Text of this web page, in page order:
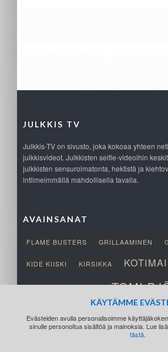
JULKKIS TV
Julkkis-TV on sivusto, joka kokoaa yhteen
julkkisvideot. Julkkisten selfie-videoihin
julkkisten sensuroimatonta, hektistä ja
intiimeimmällä mahdollisella tavalla.
AVAINSANAT
FLAME BUSTERS GRILLAAMINEN
KIDE KIISKI KIRSIKKA
TOMI
KÄYTÄMME
Evästeiden avulla personalisoimme
sinulle personoitua sisältöä ja mainoksia. Lue
tästä.